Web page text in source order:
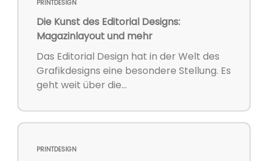
PRINTDESIGN
Die Kunst des Editorial Designs:
Magazinlayout und mehr
Das Editorial Design hat in der Welt des
Grafikdesigns eine besondere Stellung. Es
geht weit über die...
PRINTDESIGN